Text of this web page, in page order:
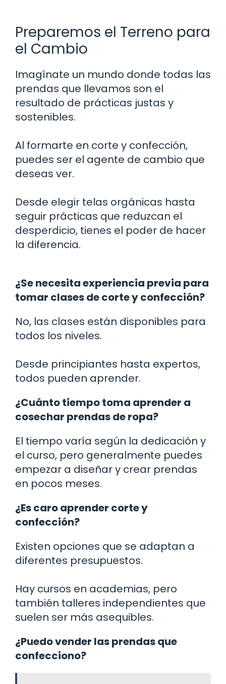
Preparemos el Terreno para
el Cambio
Imagínate un mundo donde todas las
prendas que llevamos son el
resultado de prácticas justas y
sostenibles.
Al formarte en corte y confección,
puedes ser el agente de cambio que
deseas ver.
Desde elegir telas orgánicas hasta
seguir prácticas que reduzcan el
desperdicio, tienes el poder de hacer
la diferencia.
¿Se necesita experiencia previa para
tomar clases de corte y confección?
No, las clases están disponibles para
todos los niveles.
Desde principiantes hasta expertos,
todos pueden aprender.
¿Cuánto tiempo toma aprender a
cosechar prendas de ropa?
El tiempo varía según la dedicación y
el curso, pero generalmente puedes
empezar a diseñar y crear prendas
en pocos meses.
¿Es caro aprender corte y
confección?
Existen opciones que se adaptan a
diferentes presupuestos.
Hay cursos en academias, pero
también talleres independientes que
suelen ser más asequibles.
¿Puedo vender las prendas que
confecciono?